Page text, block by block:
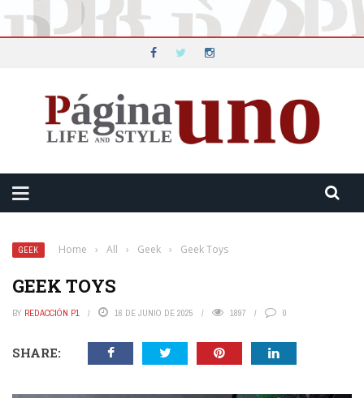
GEEK Home › All › Geek › Geek Toys
GEEK TOYS
BY REDACCIÓN P1 16 DE JUNIO DE 2025 1897 0
SHARE: